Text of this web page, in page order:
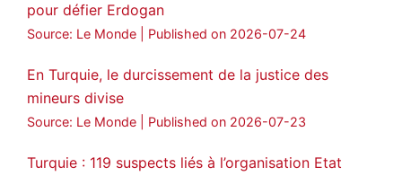
pour défier Erdogan
Source: Le Monde Published on 2026-07-24
En Turquie, le durcissement de la justice des
mineurs divise
Source: Le Monde Published on 2026-07-23
Turquie : 119 suspects liés à l’organisation Etat